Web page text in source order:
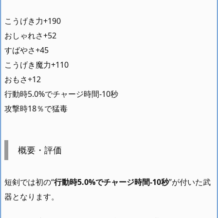
こうげき力+190
おしゃれさ+52
すばやさ+45
こうげき魔力+110
おもさ+12
行動時5.0%でチャージ時間-10秒
攻撃時18％で猛毒
概要・評価
短剣では初の“行動時5.0%でチャージ時間-10秒”が付いた武
器となります。